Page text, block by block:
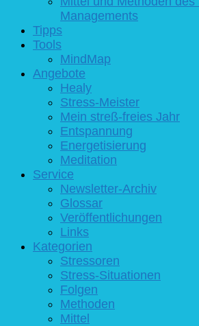
Managements
Tipps
Tools
MindMap
Angebote
Healy
Stress-Meister
Mein streß-freies Jahr
Entspannung
Energetisierung
Meditation
Service
Newsletter-Archiv
Glossar
Veröffentlichungen
Links
Kategorien
Stressoren
Stress-Situationen
Folgen
Methoden
Mittel